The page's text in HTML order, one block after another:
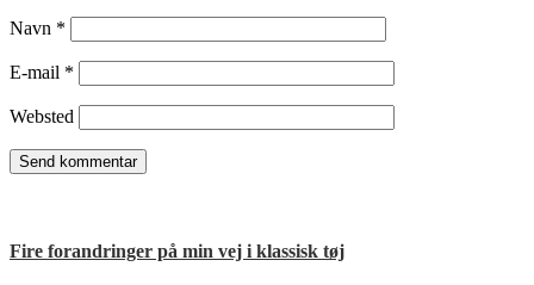
Navn *
E-mail *
Websted
Fire forandringer på min vej i klassisk tøj